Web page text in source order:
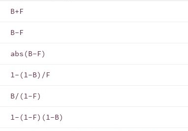
B+F
B-F
abs(B-F)
1-(1-B)/F
B/(1-F)
1-(1-F)(1-B)